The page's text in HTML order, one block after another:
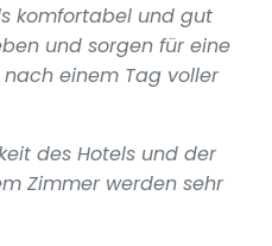
komfortabel und gut
und sorgen für eine
einem Tag voller
des Hotels und der
Zimmer werden sehr